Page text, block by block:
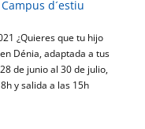
Campus d´estiu
¿Quieres que tu hijo
Dénia, adaptada a tus
de junio al 30 de julio,
y salida a las 15h